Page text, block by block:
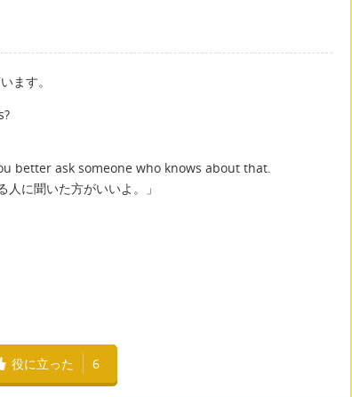
ます。
better ask someone who knows about that.
人に聞いた方がいいよ。」
役に立った 6